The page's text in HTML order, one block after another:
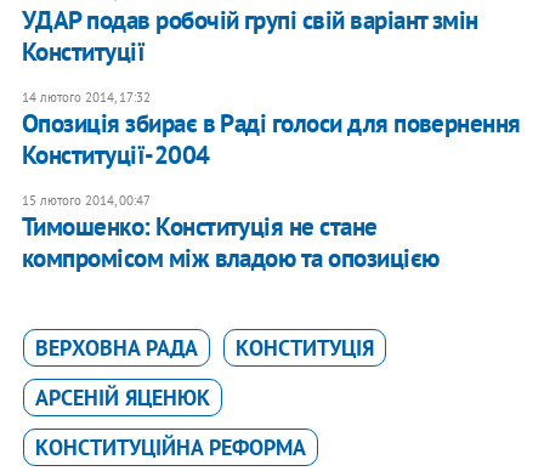
УДАР подав робочій групі свій варіант змін
Конституції
14 лютого 2014, 17:32
Опозиція збирає в Раді голоси для повернення
Конституції-2004
15 лютого 2014, 00:47
Тимошенко: Конституція не стане
компромісом між владою та опозицією
ВЕРХОВНА РАДА
КОНСТИТУЦІЯ
АРСЕНІЙ ЯЦЕНЮК
КОНСТИТУЦІЙНА РЕФОРМА